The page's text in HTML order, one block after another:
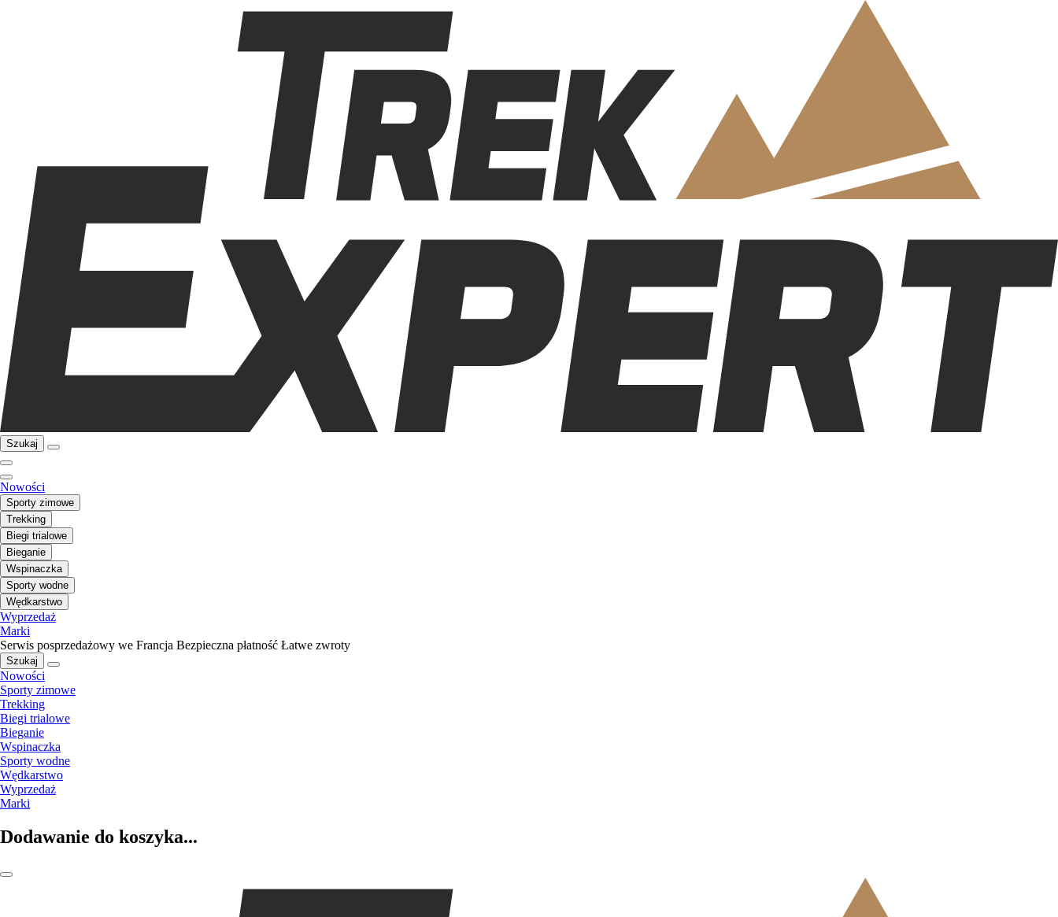
Szukaj
Nowości
Sporty zimowe
Trekking
Biegi trialowe
Bieganie
Wspinaczka
Sporty wodne
Wędkarstwo
Wyprzedaż
Marki
Serwis posprzedażowy we Francja Bezpieczna płatność Łatwe zwroty
Szukaj
Nowości
Sporty zimowe
Trekking
Biegi trialowe
Bieganie
Wspinaczka
Sporty wodne
Wędkarstwo
Wyprzedaż
Marki
Dodawanie do koszyka...